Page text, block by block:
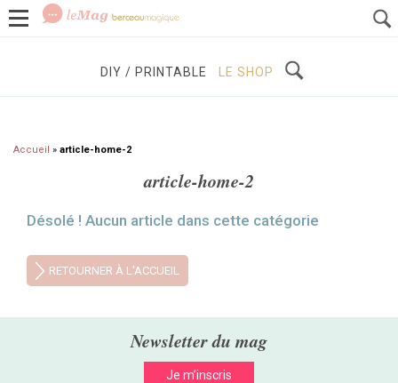
GROSSESSE BÉBÉS / ENFANTS
DIY / PRINTABLE LE SHOP
Accueil » article-home-2
article-home-2
Désolé ! Aucun article dans cette catégorie
RETOURNER À L'ACCUEIL
Newsletter du mag
Je m’inscris